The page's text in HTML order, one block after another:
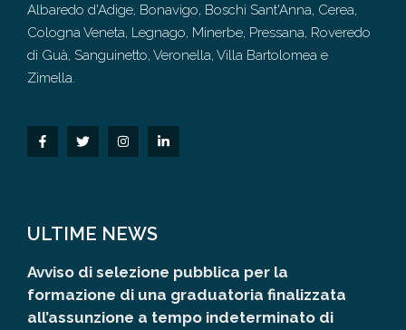
Albaredo d'Adige, Bonavigo, Boschi Sant'Anna, Cerea,
Cologna Veneta, Legnago, Minerbe, Pressana, Roveredo
di Guà, Sanguinetto, Veronella, Villa Bartolomea e
Zimella.
ULTIME NEWS
Avviso di selezione pubblica per la
formazione di una graduatoria finalizzata
all’assunzione a tempo indeterminato di